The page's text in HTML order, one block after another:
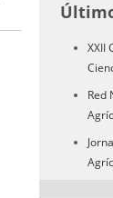
XXII
Red